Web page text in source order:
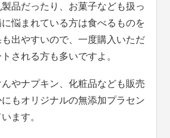
品だったり、お菓子なども扱っ
悩まれている方は食べるものを
出やすいので、一度購入いただ
される方も多いですよ。
やナプキン、化粧品なども販売
もオリジナルの無添加プラセン
ます。